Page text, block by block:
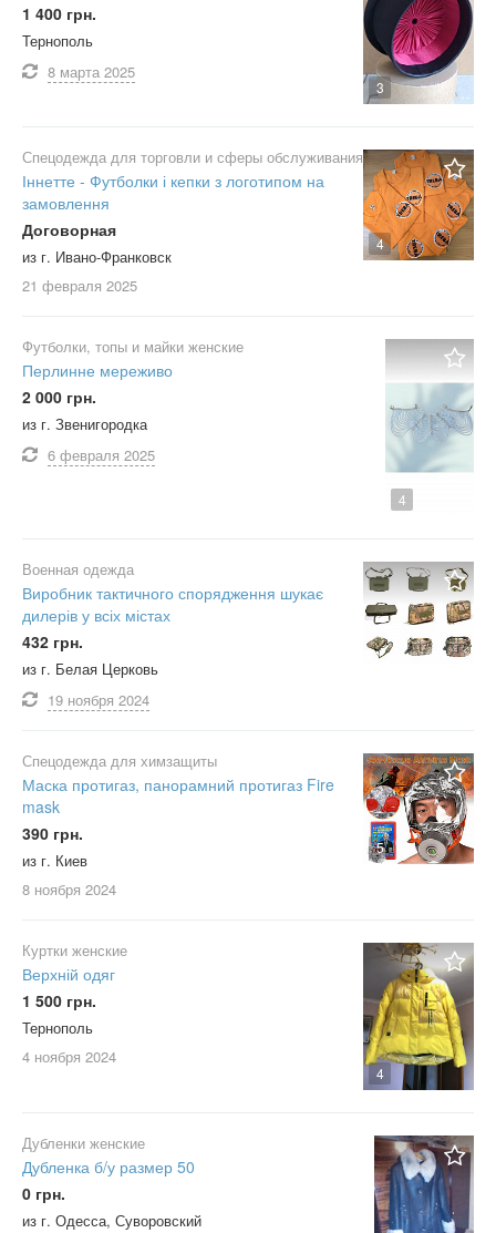
3
1 400 грн.
Тернополь
8 марта 2025
4
Спецодежда для торговли и сферы обслуживания
Іннетте - Футболки і кепки з логотипом на
замовлення
Договорная
из г. Ивано-Франковск
21 февраля 2025
4
Футболки, топы и майки женские
Перлинне мереживо
2 000 грн.
из г. Звенигородка
6 февраля 2025
Военная одежда
Виробник тактичного спорядження шукає
дилерів у всіх містах
432 грн.
из г. Белая Церковь
19 ноября 2024
5
Спецодежда для химзащиты
Маска протигаз, панорамний протигаз Fire
mask
390 грн.
из г. Киев
8 ноября 2024
4
Куртки женские
Верхній одяг
1 500 грн.
Тернополь
4 ноября 2024
Дубленки женские
Дубленка б/у размер 50
0 грн.
из г. Одесса, Суворовский